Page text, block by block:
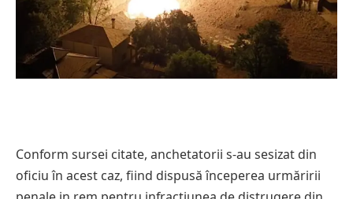
Conform sursei citate, anchetatorii s-au sesizat din
oficiu în acest caz, fiind dispusă începerea urmăririi